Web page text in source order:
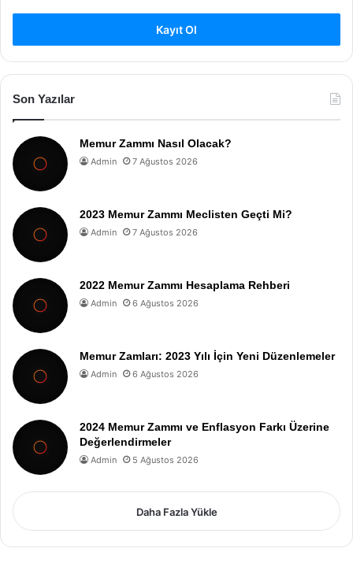
Kayıt Ol
Son Yazılar
Memur Zammı Nasıl Olacak?
Admin 7 Ağustos 2026
2023 Memur Zammı Meclisten Geçti Mi?
Admin 7 Ağustos 2026
2022 Memur Zammı Hesaplama Rehberi
Admin 6 Ağustos 2026
Memur Zamları: 2023 Yılı İçin Yeni Düzenlemeler
Admin 6 Ağustos 2026
2024 Memur Zammı ve Enflasyon Farkı Üzerine
Değerlendirmeler
Admin 5 Ağustos 2026
Daha Fazla Yükle